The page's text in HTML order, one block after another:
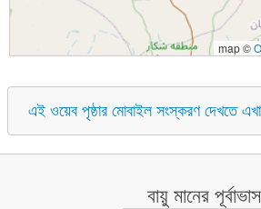
map ©
এই ওয়েব পৃষ্ঠার মোবাইল সংস্করণ দেখতে
বায়ু মানের পূর্বাভাস